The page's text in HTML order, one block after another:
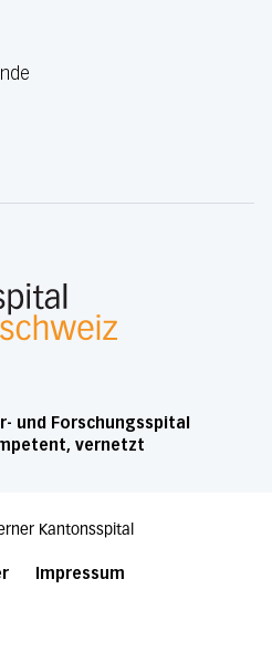
und Forschungsspital
vernetzt
Kantonsspital
Impressum